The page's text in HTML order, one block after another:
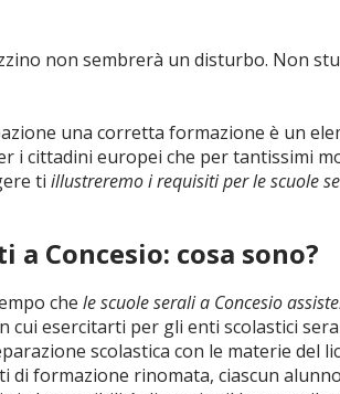
non sembrerà un disturbo. Non
una corretta formazione è un
i cittadini europei che per tantissimi
ti illustreremo i requisiti per le scuole
Concesio: cosa sono?
che le scuole serali a Concesio
cui esercitarti per gli enti scolastici
scolastica con le materie del
di formazione rinomata, ciascun